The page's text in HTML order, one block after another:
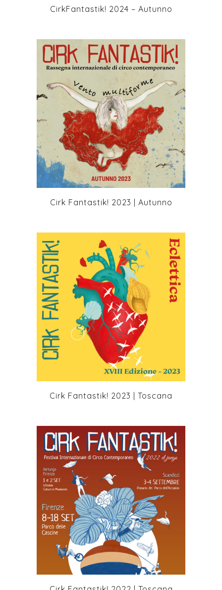
CirkFantastik! 2024 – Autunno
+
Cirk Fantastik! 2023 | Autunno
+
Cirk Fantastik! 2023 | Toscana
+